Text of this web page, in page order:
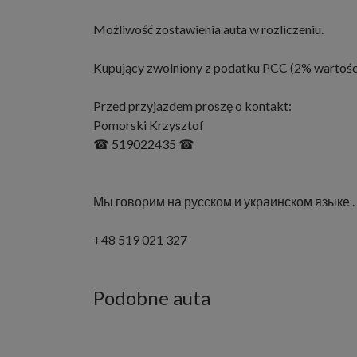
Możliwość zostawienia auta w rozliczeniu.
Kupujący zwolniony z podatku PCC (2%
Przed przyjazdem proszę o kontakt:
Pomorski Krzysztof
☎ 519022435 ☎
Мы говорим на русском и украинском языке .
+48 519 021 327
Podobne auta